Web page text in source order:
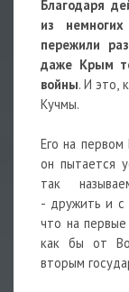
Благодаря
из немногих
пережили
даже Крым
войны. И это,
Кучмы.
Его на
он пытается
так
- дружить и с
что на
как бы от
вторым